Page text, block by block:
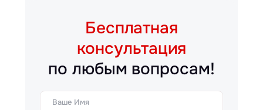
Бесплатная
консультация
по любым вопросам!
Ваше Имя